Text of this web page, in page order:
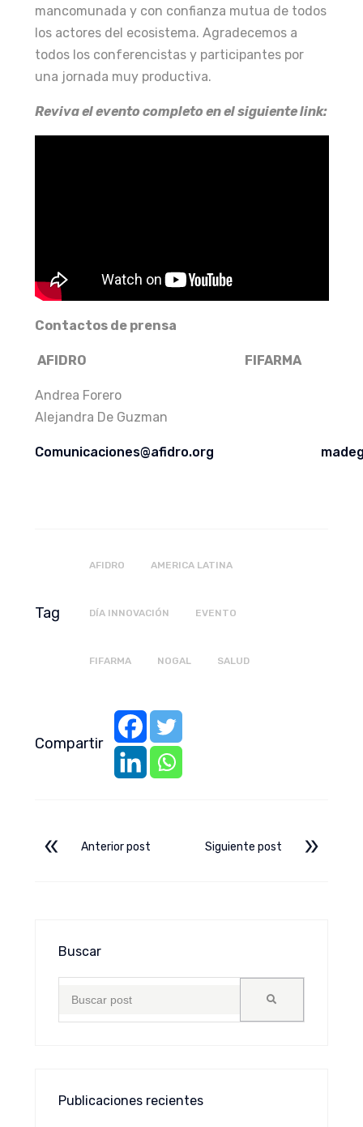
mancomunada y con confianza mutua de todos
los actores del ecosistema. Agradecemos a
todos los conferencistas y participantes por
una jornada muy productiva.
Reviva el evento completo en el siguiente link:
Contactos de prensa
AFIDRO FIFARMA
Andrea Forero
Alejandra De Guzman
Comunicaciones@afidro.org
Tag
AFIDRO AMERICA LATINA
DÍA INNOVACIÓN EVENTO
FIFARMA NOGAL SALUD
Compartir
Anterior post Siguiente post
Buscar
Publicaciones recientes